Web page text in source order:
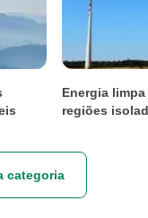
Energia
regiões
categoria